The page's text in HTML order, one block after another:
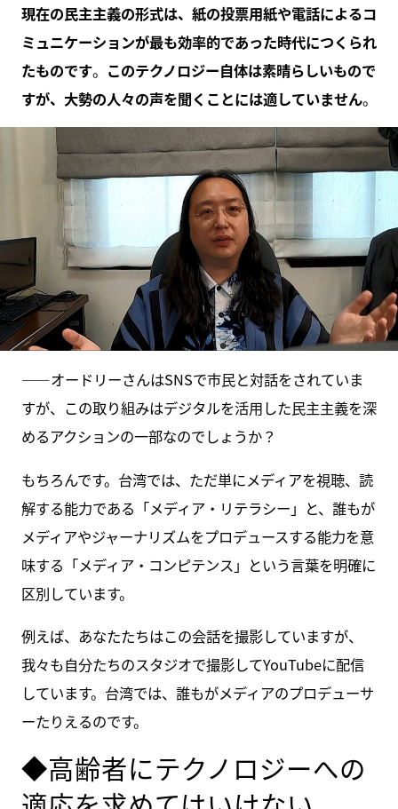
現在の民主主義の形式は、紙の投票用紙や電話によるコ
ミュニケーションが最も効率的であった時代につくられ
たものです。 このテクノロジー自体は素晴らしいもので
すが、大勢の人々の声を聞くことには適していません。
――オードリーさんはSNSで市民と対話をされていま
すが、この取り組みはデジタルを活用した民主主義を深
めるアクションの一部なのでしょうか？
もちろんです。台湾では、ただ単にメディアを視聴、読
解する能力である「メディア・リテラシー」と、誰もが
メディアやジャーナリズムをプロデュースする能力を意
味する「メディア・コンピテンス」という言葉を明確に
区別しています。
例えば、あなたたちはこの会話を撮影していますが、
我々も自分たちのスタジオで撮影してYouTubeに配信
しています。台湾では、誰もがメディアのプロデューサ
ーたりえるのです。
◆高齢者にテクノロジーへの